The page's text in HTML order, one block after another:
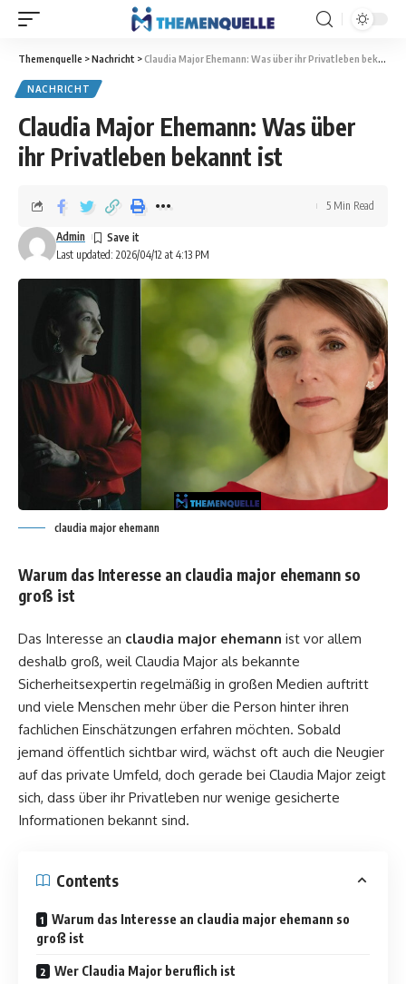
Themenquelle >Nachricht >Claudia Major Ehemann: Was über ihr Privatleben bekannt ist
NACHRICHT
Claudia Major Ehemann: Was über
ihr Privatleben bekannt ist
Last updated: 2026/04/12 at 4:13 PM
Admin
5 Min Read
claudia major ehemann
Warum das Interesse an claudia major ehemann so
groß ist
Das Interesse an claudia major ehemann ist vor allem
deshalb groß, weil Claudia Major als bekannte
Sicherheitsexpertin regelmäßig in großen Medien auftritt
und viele Menschen mehr über die Person hinter ihren
fachlichen Einschätzungen erfahren möchten. Sobald
jemand öffentlich sichtbar wird, wächst oft auch die Neugier
auf das private Umfeld, doch gerade bei Claudia Major zeigt
sich, dass über ihr Privatleben nur wenige gesicherte
Informationen bekannt sind.
Contents
Warum das Interesse an claudia major ehemann so
groß ist
Wer Claudia Major beruflich ist